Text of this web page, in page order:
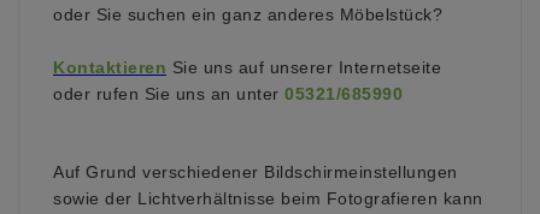
oder Sie suchen ein ganz anderes Möbelstück?
Kontaktieren Sie uns auf unserer Internetseite
oder rufen Sie uns an unter 05321/685990
Auf Grund verschiedener Bildschirmeinstellungen
sowie der Lichtverhältnisse beim Fotografieren kann